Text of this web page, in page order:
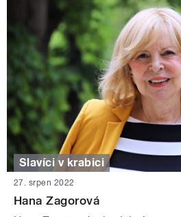
Slavíci v krabici
27. srpen 2022
Hana Zagorová